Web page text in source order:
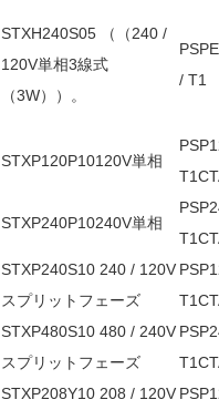
STXH240S05 （（240 /
120V単相3線式
（3W） ）。
/ T1
STXP120P10120V単相
STXP240P10240V単相
STXP240S10 240 / 120V
スプリットフェーズ
STXP480S10 480 / 240V
スプリットフェーズ
STXP208Y10 208 / 120V